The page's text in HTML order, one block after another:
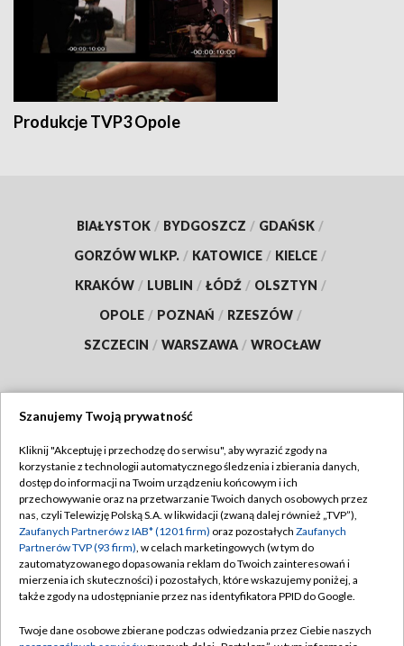
Produkcje TVP3 Opole
BIAŁYSTOK / BYDGOSZCZ / GDAŃSK /
GORZÓW WLKP. / KATOWICE / KIELCE /
KRAKÓW / LUBLIN / ŁÓDŹ / OLSZTYN /
OPOLE / POZNAŃ / RZESZÓW /
SZCZECIN / WARSZAWA / WROCŁAW
TVP
Abonament TVP
Emisja w TVP
Centrum informacji TVP
Naziemna Telewizja Cyfrowa
Regulamin TVP
Polityka prywatności
Moje zgody
Pomoc
Szanujemy Twoją prywatność
Kliknij "Akceptuję i przechodzę do serwisu", aby wyrazić zgody na
korzystanie z technologii automatycznego śledzenia i zbierania danych,
dostęp do informacji na Twoim urządzeniu końcowym i ich
przechowywanie oraz na przetwarzanie Twoich danych osobowych przez
nas, czyli Telewizję Polską S.A. w likwidacji (zwaną dalej również „TVP”),
Zaufanych Partnerów z IAB* (1201 firm) oraz pozostałych Zaufanych
Partnerów TVP (93 firm), w celach marketingowych (w tym do
zautomatyzowanego dopasowania reklam do Twoich zainteresowań i
mierzenia ich skuteczności) i pozostałych, które wskazujemy poniżej, a
także zgody na udostępnianie przez nas identyfikatora PPID do Google.
Twoje dane osobowe zbierane podczas odwiedzania przez Ciebie naszych